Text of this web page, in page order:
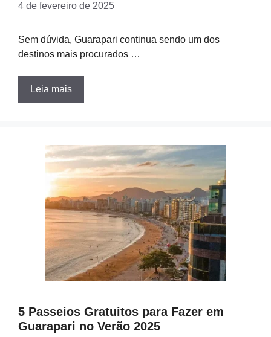
4 de fevereiro de 2025
Sem dúvida, Guarapari continua sendo um dos
destinos mais procurados …
Leia mais
5 Passeios Gratuitos para Fazer em
Guarapari no Verão 2025